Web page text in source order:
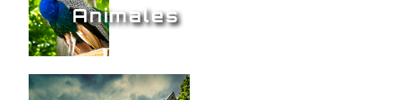
Animales